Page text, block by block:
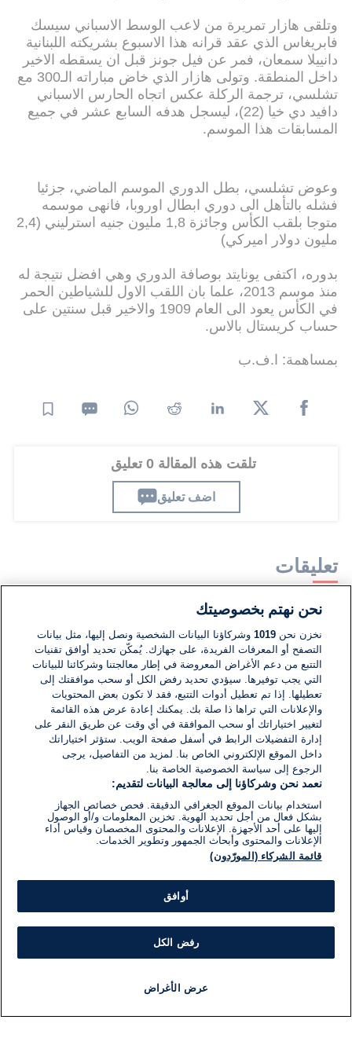
وتلقى هازار تمريرة من لاعب الوسط الاسباني سيسك
فابريغاس الذي عقد قرانه هذا الاسبوع بشريكته اللبنانية
دانييلا سمعان، فمر عن فيل جونز قبل ان يسقطه الاخير
داخل المنطقة. وتولى هازار الذي خاض مباراته الـ300 مع
تشلسي، ترجمة الركلة عكس اتجاه الحارس الاسباني
دافيد دي خيا (22)، ليسجل هدفه السابع عشر في جميع
المسابقات هذا الموسم.
وعوض تشلسي، بطل الدوري الموسم الماضي، جزئيا
فشله بالتأهل الى دوري ابطال اوروبا، فانهى موسمه
متوجا بلقب الكأس وجائزة 1,8 مليون جنيه استرليني (2,4
مليون دولار اميركي)
بدوره، اكتفى يونايتد بوصافة الدوري وهي افضل نتيجة له
منذ موسم 2013، علما بان اللقب الاول للشياطين الحمر
في الكأس يعود الى العام 1909 والاخير قبل سنتين على
حساب كريستال بالاس.
بمساهمة: ا.ف.ب
تلقت هذه المقالة 0 تعليق
اضف تعليق
تعليقات
لا توجد تعليقات مكتوبة حتى الآن. كن الأول!
اكتب تعليقًا جديدًا ...
نحن نهتم بخصوصيتك
نخزن نحن1019 وشركاؤنا البيانات الشخصية ونصل إليها، مثل بيانات
التصفح أو المعرفات الفريدة، على جهازك. يُمكّن تحديد أوافق تقنيات
التتبع من دعم الأغراض المعروضة في إطار معالجتنا وشركائنا للبيانات
التي يجب توفيرها. سيؤدي تحديد رفض الكل أو سحب موافقتك إلى
تعطيلها. إذا تم تعطيل أدوات التتبع، فقد لا تكون بعض المحتويات
والإعلانات التي تراها ذا صلة بك. يمكنك إعادة عرض هذه القائمة
لتغيير اختياراتك أو سحب الموافقة في أي وقت عن طريق النقر على
إدارة التفضيلات الرابط في أسفل صفحة الويب. ستؤثر اختياراتك
داخل الموقع الإلكتروني الخاص بنا. لمزيد من التفاصيل، يرجى
الرجوع إلى سياسة الخصوصية الخاصة بنا.
نعمد نحن وشركاؤنا إلى معالجة البيانات لتقديم:
استخدام بيانات الموقع الجغرافي الدقيقة. فحص خصائص الجهاز
بشكل فعال من أجل تحديد الهوية. تخزين المعلومات و/أو الوصول
إليها على أحد الأجهزة. الإعلانات والمحتوى المخصصان وقياس أداء
الإعلانات والمحتوى وأبحاث الجمهور وتطوير الخدمات.
قائمة الشركاء (المورّدون)
أوافق
رفض الكل
عرض الأغراض